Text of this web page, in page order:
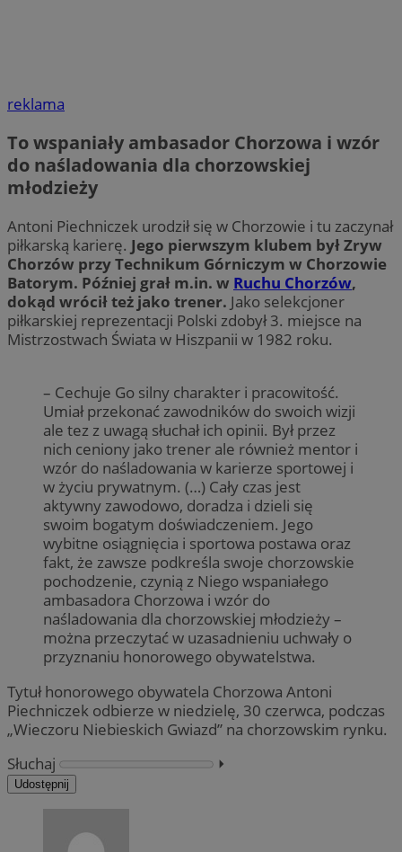
reklama
To wspaniały ambasador Chorzowa i wzór
do naśladowania dla chorzowskiej
młodzieży
Antoni Piechniczek urodził się w Chorzowie i tu zaczynał
piłkarską karierę. Jego pierwszym klubem był Zryw
Chorzów przy Technikum Górniczym w Chorzowie
Batorym. Później grał m.in. w Ruchu Chorzów,
dokąd wrócił też jako trener. Jako selekcjoner
piłkarskiej reprezentacji Polski zdobył 3. miejsce na
Mistrzostwach Świata w Hiszpanii w 1982 roku.
– Cechuje Go silny charakter i pracowitość.
Umiał przekonać zawodników do swoich wizji
ale tez z uwagą słuchał ich opinii. Był przez
nich ceniony jako trener ale również mentor i
wzór do naśladowania w karierze sportowej i
w życiu prywatnym. (…) Cały czas jest
aktywny zawodowo, doradza i dzieli się
swoim bogatym doświadczeniem. Jego
wybitne osiągnięcia i sportowa postawa oraz
fakt, że zawsze podkreśla swoje chorzowskie
pochodzenie, czynią z Niego wspaniałego
ambasadora Chorzowa i wzór do
naśladowania dla chorzowskiej młodzieży –
można przeczytać w uzasadnieniu uchwały o
przyznaniu honorowego obywatelstwa.
Tytuł honorowego obywatela Chorzowa Antoni
Piechniczek odbierze w niedzielę, 30 czerwca, podczas
„Wieczoru Niebieskich Gwiazd” na chorzowskim rynku.
Słuchaj
⏵︎
Udostępnij